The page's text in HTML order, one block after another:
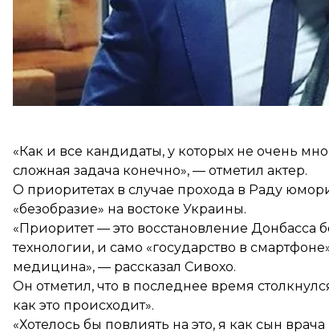
«Как и все кандидаты, у которых не очень
сложная задача конечно», — отметил актер.
О приоритетах в случае прохода в Раду
«безобразие» на востоке Украины.
«Приоритет — это восстановление Донбасса
технологии, и само «государство в
медицина», — рассказал Сивохо.
Он отметил, что в последнее время
как это происходит».
«Хотелось бы повлиять на это, я как сын